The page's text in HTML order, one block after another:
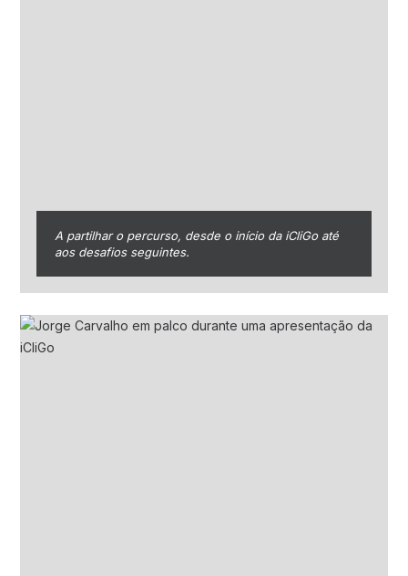
A partilhar o percurso, desde o início da iCliGo até
aos desafios seguintes.